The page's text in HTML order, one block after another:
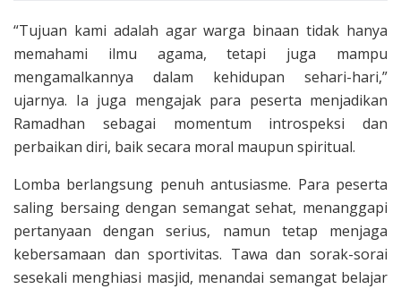
“Tujuan kami adalah agar warga binaan tidak hanya
memahami ilmu agama, tetapi juga mampu
mengamalkannya dalam kehidupan sehari-hari,”
ujarnya. Ia juga mengajak para peserta menjadikan
Ramadhan sebagai momentum introspeksi dan
perbaikan diri, baik secara moral maupun spiritual.
Lomba berlangsung penuh antusiasme. Para peserta
saling bersaing dengan semangat sehat, menanggapi
pertanyaan dengan serius, namun tetap menjaga
kebersamaan dan sportivitas. Tawa dan sorak-sorai
sesekali menghiasi masjid, menandai semangat belajar